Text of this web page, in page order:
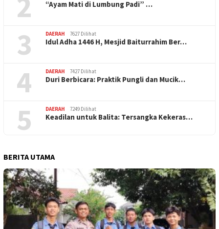
“Ayam Mati di Lumbung Padi” …
3 DAERAH 7627 Dilihat
Idul Adha 1446 H, Mesjid Baiturrahim Ber…
4 DAERAH 7427 Dilihat
Duri Berbicara: Praktik Pungli dan Mucik…
5 DAERAH 7249 Dilihat
Keadilan untuk Balita: Tersangka Kekeras…
BERITA UTAMA